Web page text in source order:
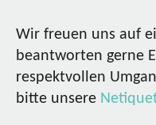
Wir freuen uns auf
beantworten gerne
respektvollen
bitte unsere